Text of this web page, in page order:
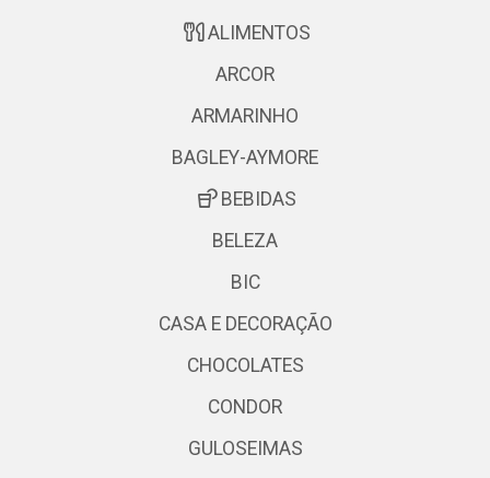
ALIMENTOS
ARCOR
ARMARINHO
BAGLEY-AYMORE
BEBIDAS
BELEZA
BIC
CASA E DECORAÇÃO
CHOCOLATES
CONDOR
GULOSEIMAS